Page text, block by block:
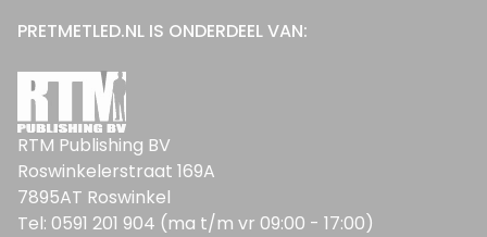
PRETMETLED.NL IS ONDERDEEL VAN:
RTM Publishing BV
Roswinkelerstraat 169A
7895AT Roswinkel
Tel: 0591 201 904 (ma t/m vr 09:00 - 17:00)